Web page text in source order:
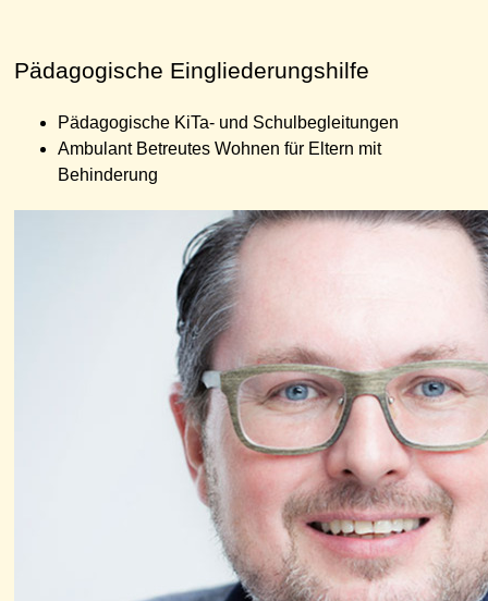
Pädagogische Eingliederungshilfe
Pädagogische KiTa- und Schulbegleitungen
Ambulant Betreutes Wohnen für Eltern mit
Behinderung